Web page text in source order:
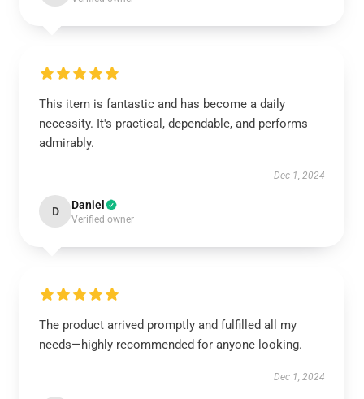
This item is fantastic and has become a daily
necessity. It's practical, dependable, and performs
admirably.
Dec 1, 2024
D Daniel
Verified owner
The product arrived promptly and fulfilled all my
needs—highly recommended for anyone looking.
Dec 1, 2024